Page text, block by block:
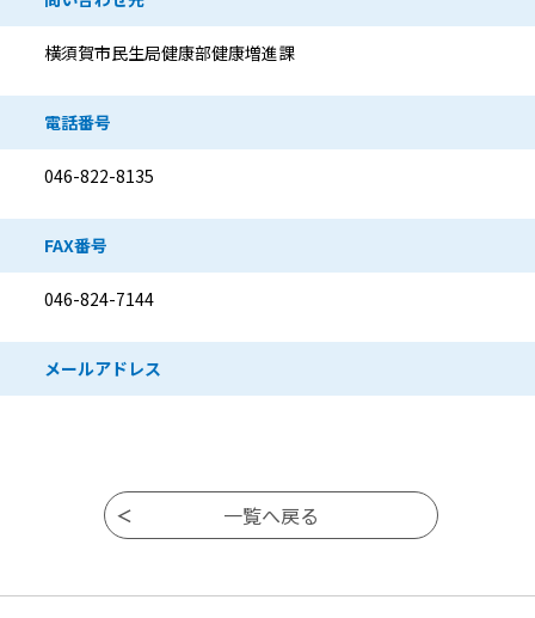
横須賀市民生局健康部健康増進課
電話番号
046-822-8135
FAX番号
046-824-7144
メールアドレス